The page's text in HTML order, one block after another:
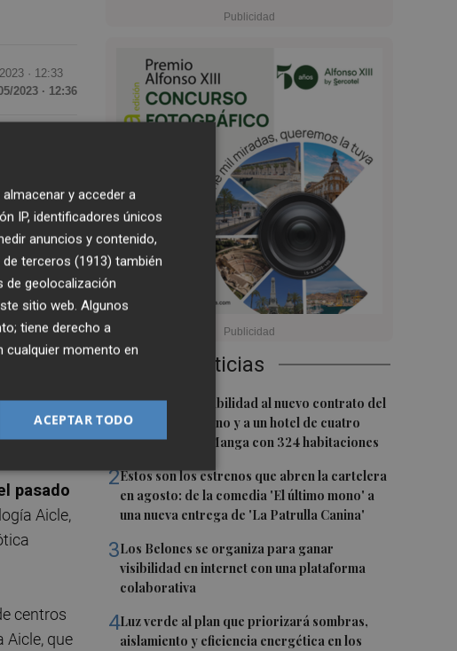
Últimas Noticias
1San Javier da viabilidad al nuevo contrato del
transporte urbano y a un hotel de cuatro
estrellas en La Manga con 324 habitaciones
2Estos son los estrenos que abren la cartelera
en agosto: de la comedia 'El último mono' a
una nueva entrega de 'La Patrulla Canina'
3Los Belones se organiza para ganar
visibilidad en internet con una plataforma
colaborativa
4Luz verde al plan que priorizará sombras,
aislamiento y eficiencia energética en los
· 12:33
2023 · 12:36
de
y
a
del
pasado
Aicle,
centros
que
y acceder a
IP, identificadores únicos
anuncios y contenido,
terceros (1913) también
de geolocalización
sitio web. Algunos
tiene derecho a
cualquier momento en
ACEPTAR TODO